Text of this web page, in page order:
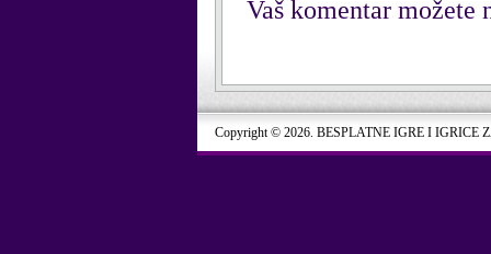
Vaš komentar možete
Copyright © 2026. BESPLATNE IGRE I IGRICE